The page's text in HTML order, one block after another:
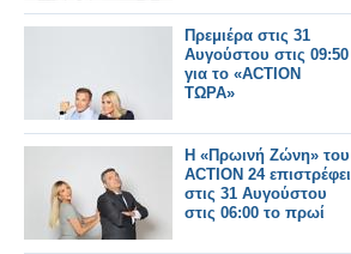
Πρεμιέρα στις 31
Αυγούστου στις 09:50
για το «ACTION
ΤΩΡΑ»
Η «Πρωινή Ζώνη» του
ACTION 24 επιστρέφει
στις 31 Αυγούστου
στις 06:00 το πρωί